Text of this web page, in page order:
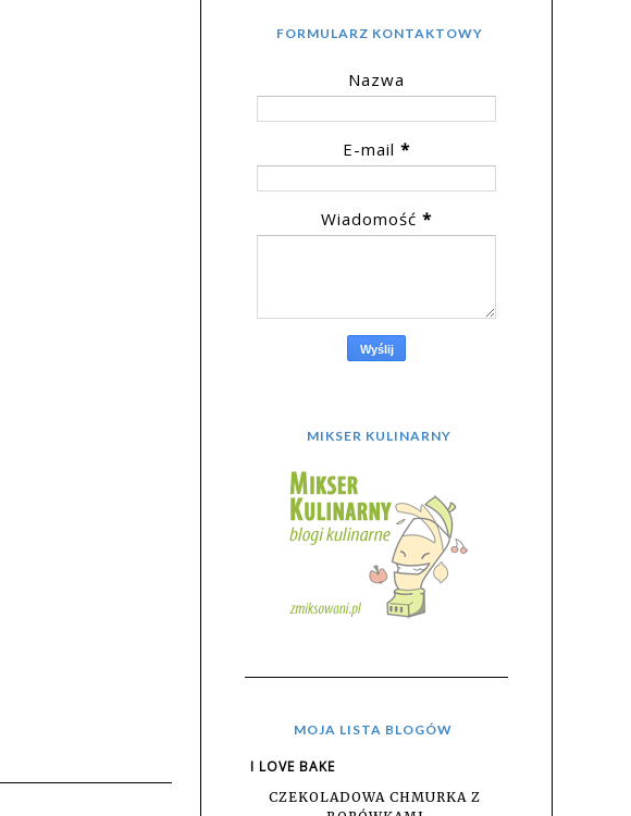
FORMULARZ KONTAKTOWY
Nazwa
E-mail *
Wiadomość *
MIKSER KULINARNY
MOJA LISTA BLOGÓW
I LOVE BAKE
CZEKOLADOWA CHMURKA Z